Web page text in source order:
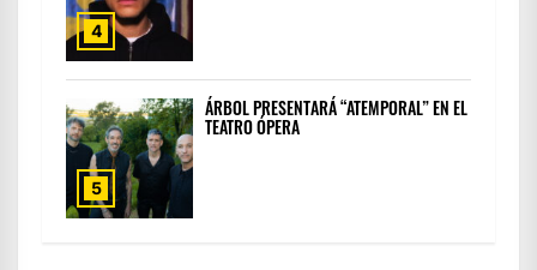
4
5
ÁRBOL PRESENTARÁ “ATEMPORAL” EN EL
TEATRO ÓPERA